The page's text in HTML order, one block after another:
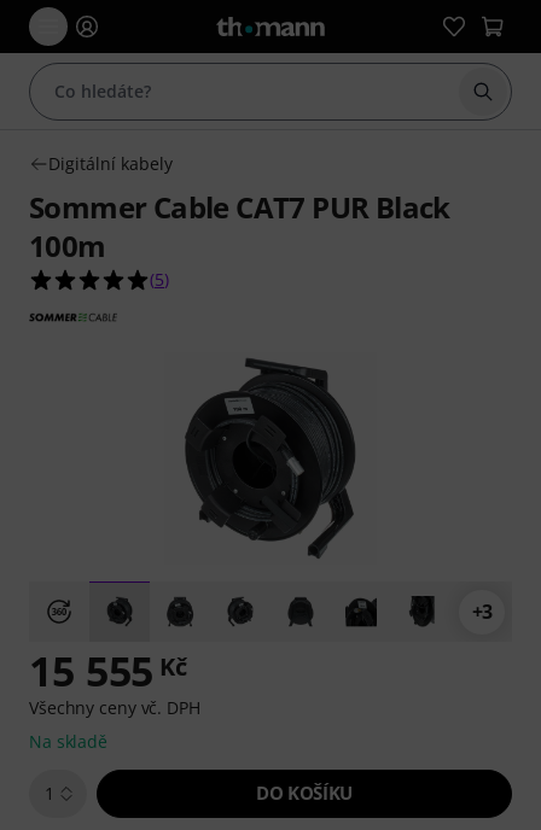
Začít
Digitální kabely
Sommer Cable CAT7 PUR Black
100m
5.0 z 5 hvězdiček z celkového počtu 5
(5)
+3
15 555 Kč
Všechny ceny vč. DPH
Na skladě
1 DO KOŠÍKU